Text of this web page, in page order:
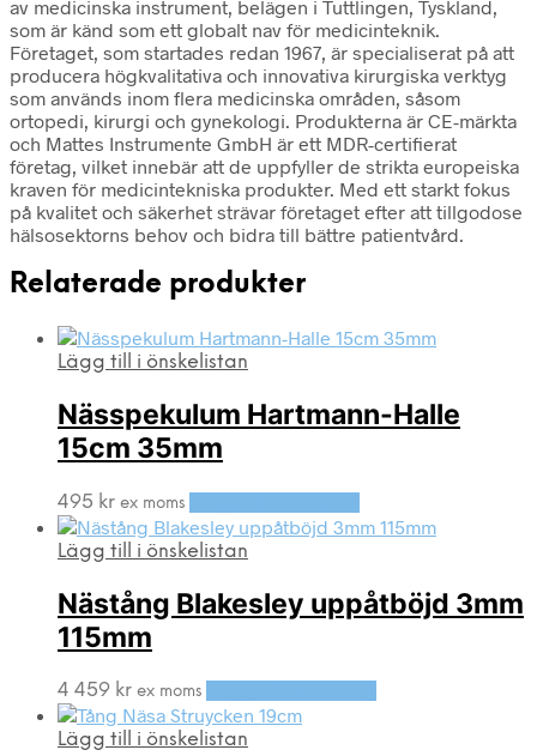
av medicinska instrument, belägen i Tuttlingen, Tyskland,
som är känd som ett globalt nav för medicinteknik.
Företaget, som startades redan 1967, är specialiserat på att
producera högkvalitativa och innovativa kirurgiska verktyg
som används inom flera medicinska områden, såsom
ortopedi, kirurgi och gynekologi. Produkterna är CE-märkta
och Mattes Instrumente GmbH är ett MDR-certifierat
företag, vilket innebär att de uppfyller de strikta europeiska
kraven för medicintekniska produkter. Med ett starkt fokus
på kvalitet och säkerhet strävar företaget efter att tillgodose
hälsosektorns behov och bidra till bättre patientvård.
Relaterade produkter
Lägg till i önskelistan
Nässpekulum Hartmann-Halle
15cm 35mm
495 kr ex moms
Lägg till i önskelistan
Nästång Blakesley uppåtböjd 3mm
115mm
4 459 kr ex moms
Lägg till i önskelistan